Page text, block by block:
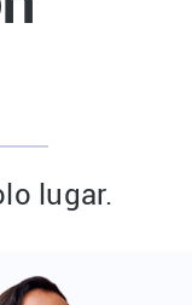
lugar.